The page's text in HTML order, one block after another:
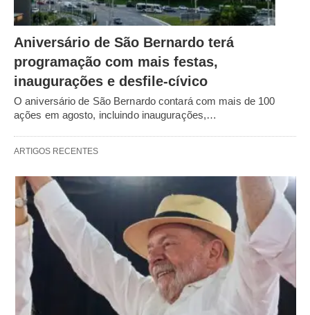
Aniversário de São Bernardo terá
programação com mais festas,
inaugurações e desfile-cívico
O aniversário de São Bernardo contará com mais de 100
ações em agosto, incluindo inaugurações,…
ARTIGOS RECENTES